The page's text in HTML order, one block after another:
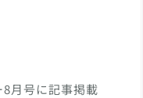
8月号に記事掲載